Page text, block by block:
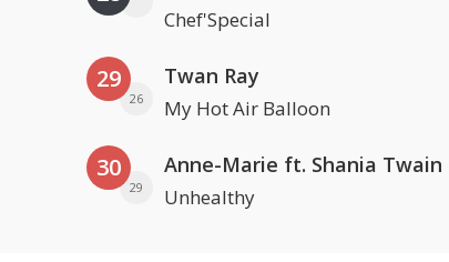
Chef'Special
29
26
Twan Ray
My Hot Air Balloon
30
29
Anne-Marie ft. Shania Twain
Unhealthy